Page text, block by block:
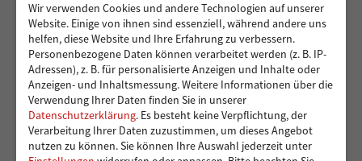
Sicher von A nach B für Peshmarga und Shvan
Ein sicherer Ort für Kinder, die viel zu früh
Verantwortung übernehmen – 14.000 Euro für die
Kindergruppen der Vereinigung Pestalozzi
Wir verwenden Cookies und andere Technologien auf unserer
Website. Einige von ihnen sind essenziell, während andere uns
helfen, diese Website und Ihre Erfahrung zu verbessern.
Personenbezogene Daten können verarbeitet werden (z. B. IP-
Adressen), z. B. für personalisierte Anzeigen und Inhalte oder
Anzeigen- und Inhaltsmessung.Weitere Informationen über die
Verwendung Ihrer Daten finden Sie in unserer
Datenschutzerklärung. Es besteht keine Verpflichtung, der
Verarbeitung Ihrer Daten zuzustimmen, um dieses Angebot
nutzen zu können.Sie können Ihre Auswahl jederzeit unter